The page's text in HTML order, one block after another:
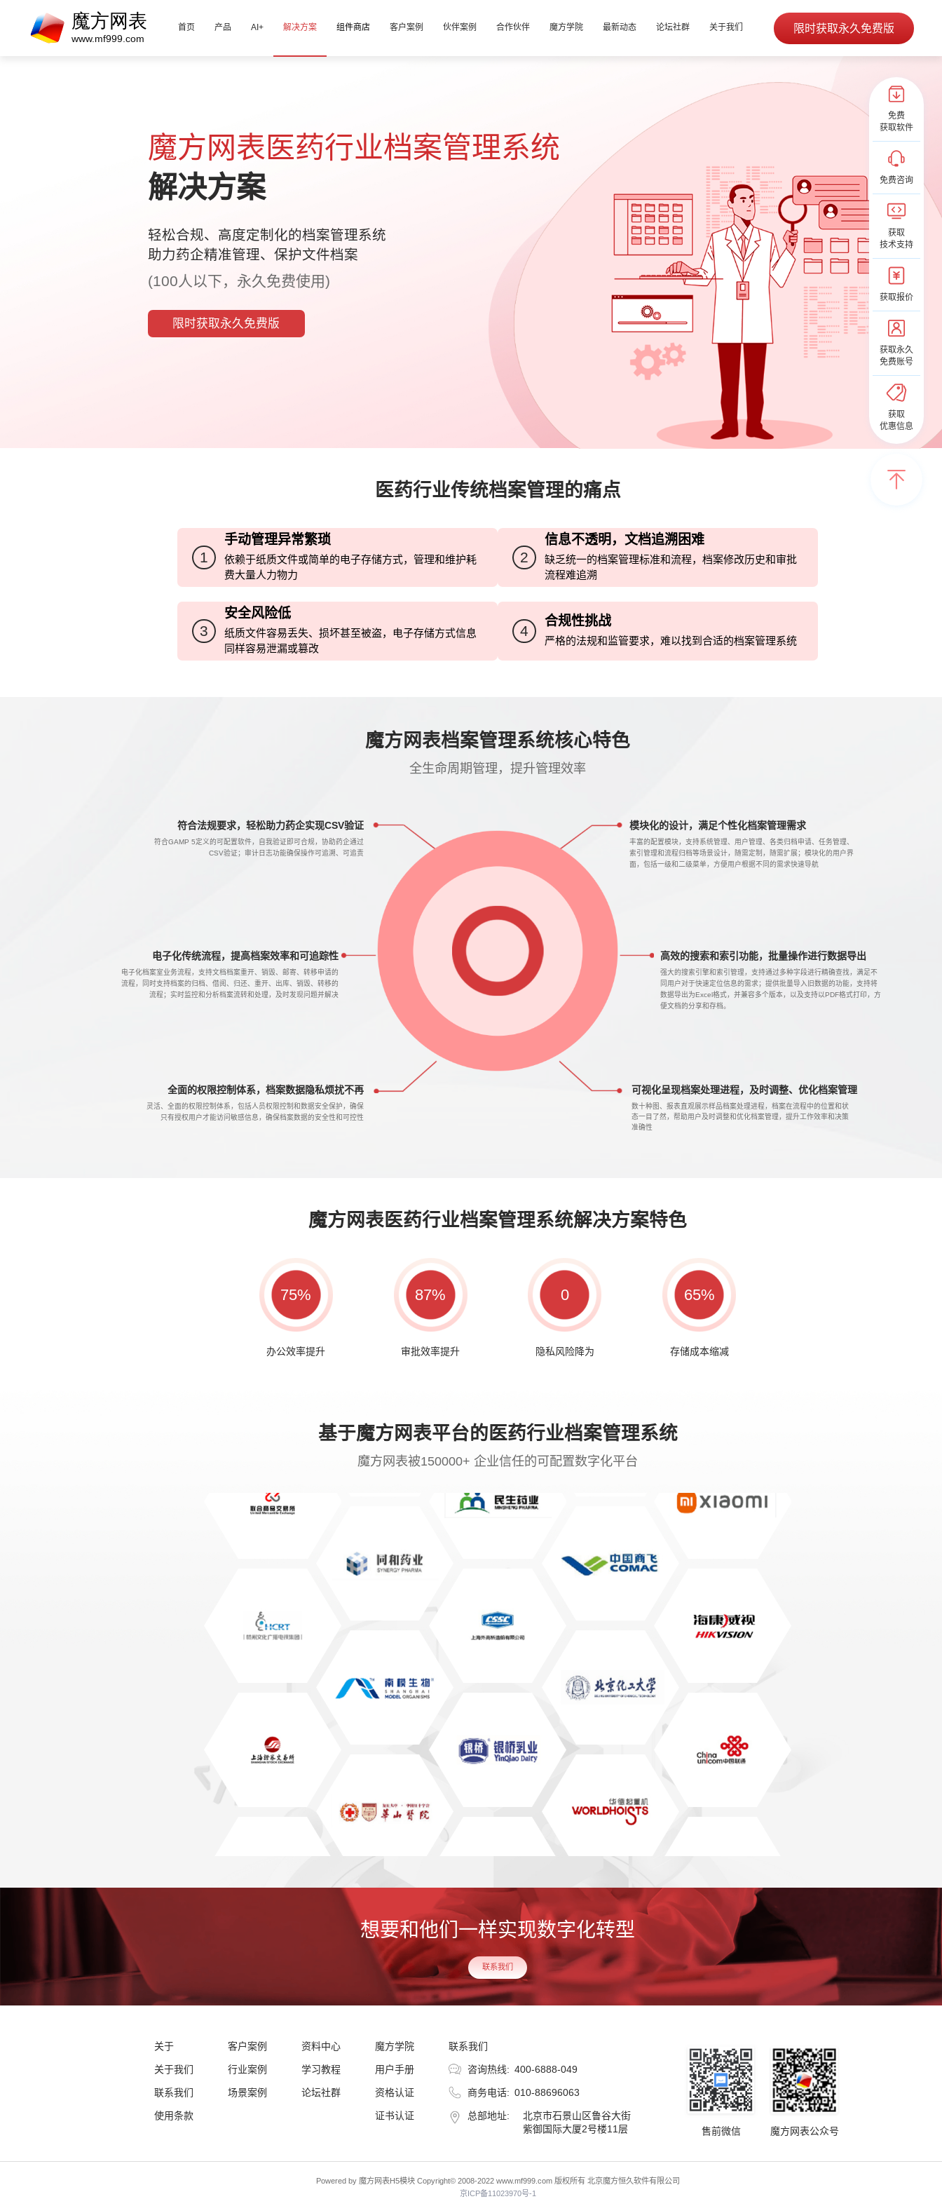
首页 产品 AI+ 解决方案 组件商店 客户案例 伙伴案例 合作伙伴 魔方学院 最新动态 论坛社群 关于我们 限时获取永久免费版
免费
获取软件
免费咨询
获取
技术支持
获取报价
获取永久
免费账号
获取
优惠信息
魔方网表医药行业档案管理系统
解决方案
轻松合规、高度定制化的档案管理系统
助力药企精准管理、保护文件档案
(100人以下，永久免费使用)
限时获取永久免费版
医药行业传统档案管理的痛点
1
手动管理异常繁琐
依赖于纸质文件或简单的电子存储方式，管理和维护耗
费大量人力物力
2
信息不透明，文档追溯困难
缺乏统一的档案管理标准和流程，档案修改历史和审批
流程难追溯
3
安全风险低
纸质文件容易丢失、损坏甚至被盗，电子存储方式信息
同样容易泄漏或篡改
4
合规性挑战
严格的法规和监管要求，难以找到合适的档案管理系统
魔方网表档案管理系统核心特色
全生命周期管理，提升管理效率
符合法规要求，轻松助力药企实现CSV验证
符合GAMP 5定义的可配置软件，自我验证即可合规，协助药企通过
CSV验证；审计日志功能确保操作可追溯、可追责
模块化的设计，满足个性化档案管理需求
丰富的配置模块，支持系统管理、用户管理、各类归档申请、任务管理、
索引管理和流程归档等场景设计，随需定制，随需扩展；模块化的用户界
面，包括一级和二级菜单，方便用户根据不同的需求快速导航
电子化传统流程，提高档案效率和可追踪性
电子化档案室业务流程，支持文档档案重开、销毁、邮寄、转移申请的
流程，同时支持档案的归档、借阅、归还、重开、出库、销毁、转移的
流程；实时监控和分析档案流转和处理，及时发现问题并解决
高效的搜索和索引功能，批量操作进行数据导出
强大的搜索引擎和索引管理，支持通过多种字段进行精确查找，满足不
同用户对于快速定位信息的需求；提供批量导入旧数据的功能，支持将
数据导出为Excel格式，并兼容多个版本，以及支持以PDF格式打印，方
便文档的分享和存档。
全面的权限控制体系，档案数据隐私烦扰不再
灵活、全面的权限控制体系，包括人员权限控制和数据安全保护，确保
只有授权用户才能访问敏感信息，确保档案数据的安全性和可控性
可视化呈现档案处理进程，及时调整、优化档案管理
数十种图、报表直观展示样品档案处理进程，档案在流程中的位置和状
态一目了然，帮助用户及时调整和优化档案管理，提升工作效率和决策
准确性
魔方网表医药行业档案管理系统解决方案特色
75%
办公效率提升
87%
审批效率提升
0
隐私风险降为
65%
存储成本缩减
基于魔方网表平台的医药行业档案管理系统
魔方网表被150000+ 企业信任的可配置数字化平台
想要和他们一样实现数字化转型
联系我们
关于
关于我们
联系我们
使用条款
客户案例
行业案例
场景案例
资料中心
学习教程
论坛社群
魔方学院
用户手册
资格认证
证书认证
联系我们
咨询热线: 400-6888-049
商务电话: 010-88696063
总部地址:
北京市石景山区鲁谷大街
紫御国际大厦2号楼11层
售前微信 魔方网表公众号
Powered by 魔方网表H5模块 Copyright© 2008-2022 www.mf999.com 版权所有 北京魔方恒久软件有限公司
京ICP备11023970号-1